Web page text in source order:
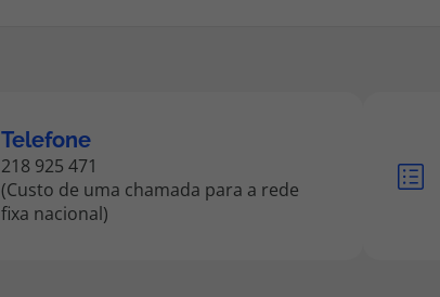
Telefone
218 925 471
(Custo de uma chamada para a rede
fixa nacional)